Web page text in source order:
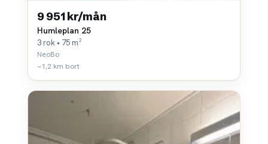
9 951 kr/mån
Humleplan 25
3 rok • 75 m²
NeoBo
~1,2 km bort